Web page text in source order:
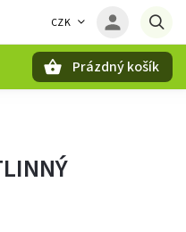
CZK
Prázdný košík